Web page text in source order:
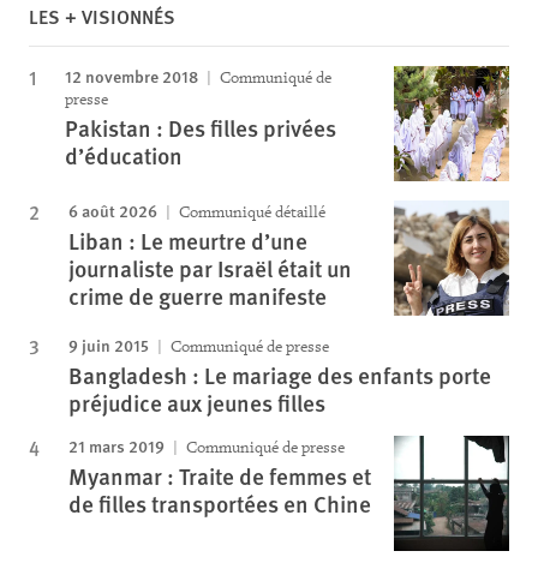
LES + VISIONNÉS
12 novembre 2018
Communiqué de
presse
Pakistan : Des filles privées
d’éducation
6 août 2026 Communiqué détaillé
Liban : Le meurtre d’une
journaliste par Israël était un
crime de guerre manifeste
9 juin 2015 Communiqué de presse
Bangladesh : Le mariage des enfants porte
préjudice aux jeunes filles
21 mars 2019 Communiqué de presse
Myanmar : Traite de femmes et
de filles transportées en Chine